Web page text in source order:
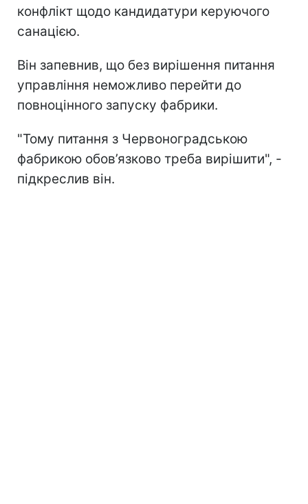
конфлікт щодо кандидатури керуючого
санацією.
Він запевнив, що без вирішення питання
управління неможливо перейти до
повноцінного запуску фабрики.
"Тому питання з Червоноградською
фабрикою обов’язково треба вирішити", -
підкреслив він.